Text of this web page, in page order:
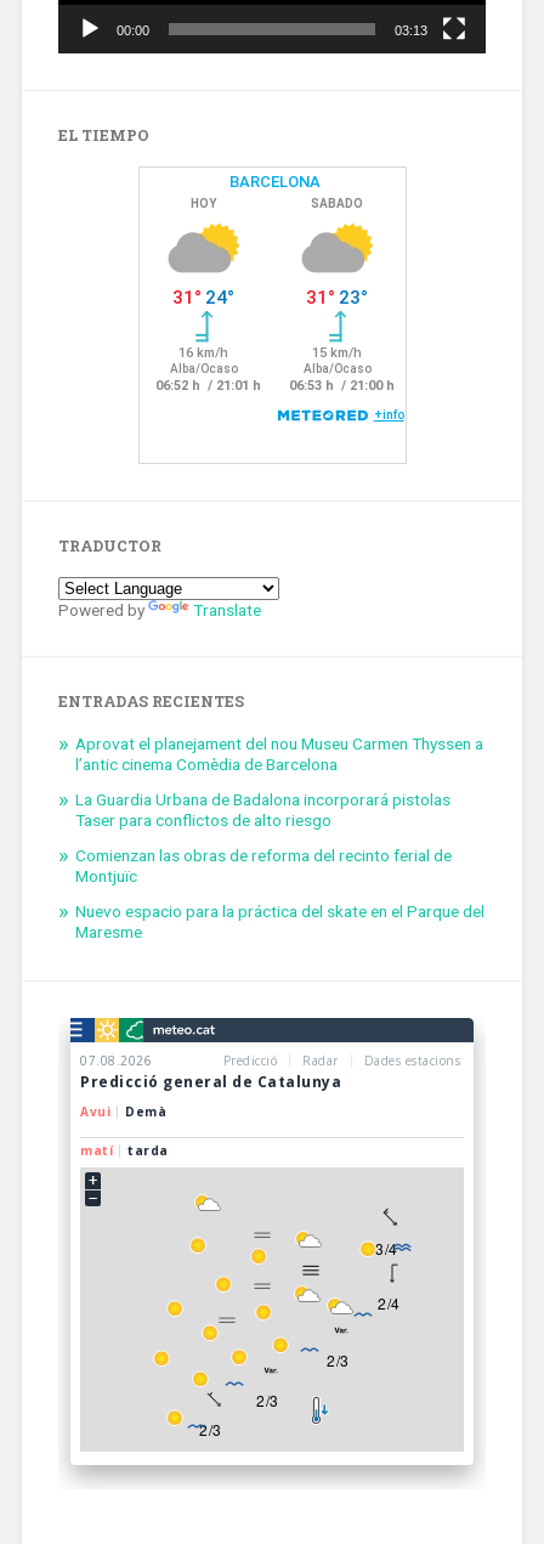
00:00 03:13
EL TIEMPO
TRADUCTOR
Powered by Translate
ENTRADAS RECIENTES
Aprovat el planejament del nou Museu Carmen Thyssen a
l’antic cinema Comèdia de Barcelona
La Guardia Urbana de Badalona incorporará pistolas
Taser para conflictos de alto riesgo
Comienzan las obras de reforma del recinto ferial de
Montjuïc
Nuevo espacio para la práctica del skate en el Parque del
Maresme